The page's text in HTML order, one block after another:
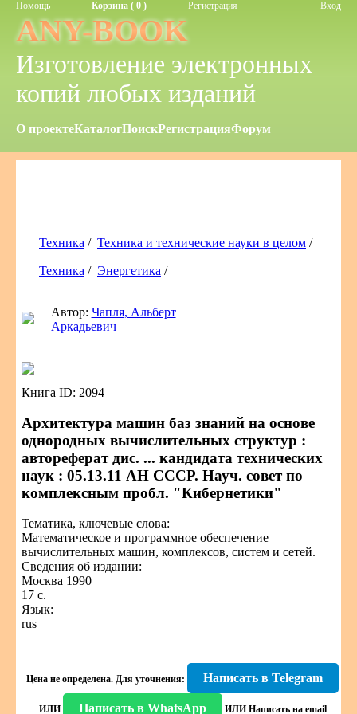
Помощь Корзина ( 0 ) Регистрация Вход
ANY-BOOK
Изготовление электронных
копий любых изданий
О проектеКаталогПоискРегистрацияФорум
Техника / Техника и технические науки в целом /
Техника / Энергетика /
Автор: Чапля, Альберт
Аркадьевич
Книга ID: 2094
Архитектура машин баз знаний на основе
однородных вычислительных структур :
автореферат дис. ... кандидата технических
наук : 05.13.11 АН СССР. Науч. совет по
комплексным пробл. "Кибернетики"
Тематика, ключевые слова:
Математическое и программное обеспечение
вычислительных машин, комплексов, систем и сетей.
Сведения об издании:
Москва 1990
17 с.
Язык:
rus
Цена не определена. Для уточнения: Написать в Telegram
ИЛИ Написать в WhatsApp ИЛИ Написать на email